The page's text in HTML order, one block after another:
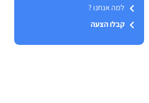
למה אנחנו ?
קבלו הצעה